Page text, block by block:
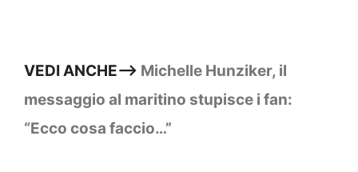
VEDI ANCHE—> Michelle Hunziker, il
messaggio al maritino stupisce i fan:
“Ecco cosa faccio…”